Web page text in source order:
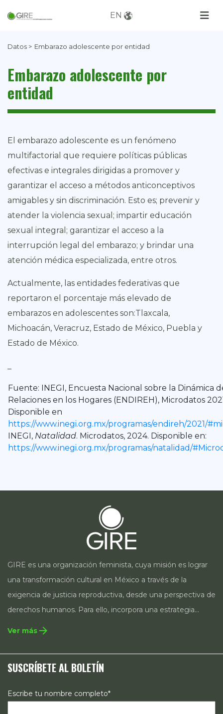
EN
Datos > Embarazo adolescente por entidad
Embarazo adolescente por
entidad
El embarazo adolescente es un fenómeno
multifactorial que requiere políticas públicas
efectivas e integrales dirigidas a promover y
garantizar el acceso a métodos anticonceptivos
amigables y sin discriminación. Esto es; prevenir y
atender la violencia sexual; impartir educación
sexual integral; garantizar el acceso a la
interrupción legal del embarazo; y brindar una
atención médica especializada, entre otros.
Actualmente, las entidades federativas que
reportaron el porcentaje más elevado de
embarazos en adolescentes son:Tlaxcala,
Michoacán, Veracruz, Estado de México, Puebla y
Estado de México.
Fuente: INEGI, Encuesta Nacional sobre la Dinámica
Relaciones en los Hogares (ENDIREH), Microdatos
Disponible en
https://www.inegi.org.mx/programas/endireh/2021/
INEGI, Natalidad. Microdatos, 2024. Disponible en:
https://www.inegi.org.mx/programas/natalidad/
GIRE es una organización feminista, cuya misión es lograr
una transformación cultural en México a través de la
exigencia de justicia reproductiva, desde una perspectiva de
derechos humanos. Para ello, incorpora una estrategia
integral que contempla la incidencia en legislación y
estrategias de comunicación e investigación sobre el
estado de los derechos reproductivos en México.
Ver más arrow_forward
SUSCRÍBETE AL BOLETÍN
Escribe tu nombre completo*